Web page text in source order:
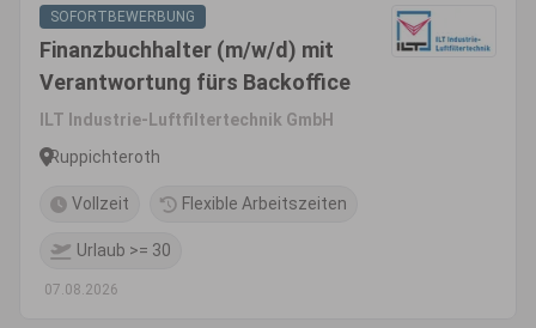
SOFORTBEWERBUNG
Finanzbuchhalter (m/w/d) mit
Verantwortung fürs Backoffice
ILT Industrie-Luftfiltertechnik GmbH
Ruppichteroth
Vollzeit Flexible Arbeitszeiten
Urlaub >= 30
07.08.2026